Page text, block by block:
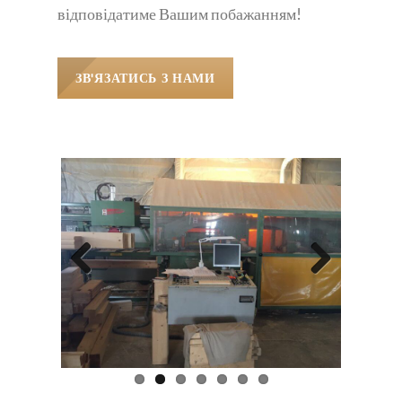
відповідатиме Вашим побажанням!
ЗВ'ЯЗАТИСЬ З НАМИ
Previ
ous
Next